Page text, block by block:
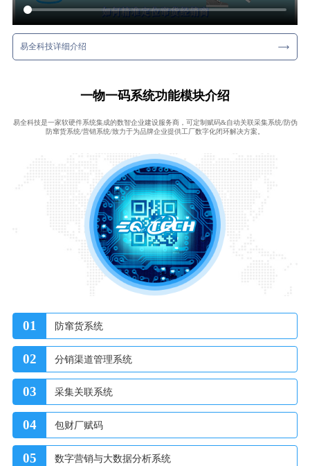
易全科技详细介绍
一物一码系统功能模块介绍
易全科技是一家软硬件系统集成的数智企业建设服务商，可定制赋码&自动关联采集系统/防伪
防窜货系统/营销系统/致力于为品牌企业提供工厂数字化闭环解决方案。
01 防窜货系统
02 分销渠道管理系统
03 采集关联系统
04 包财厂赋码
05 数字营销与大数据分析系统